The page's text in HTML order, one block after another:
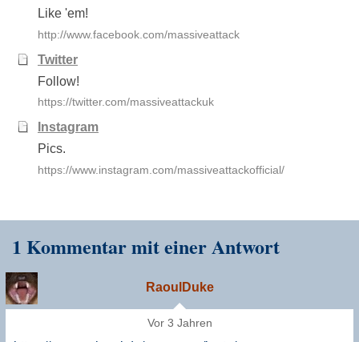
Like 'em!
http://www.facebook.com/massiveattack
Twitter
Follow!
https://twitter.com/massiveattackuk
Instagram
Pics.
https://www.instagram.com/massiveattackofficial/
1 Kommentar mit einer Antwort
RaoulDuke
Vor 3 Jahren